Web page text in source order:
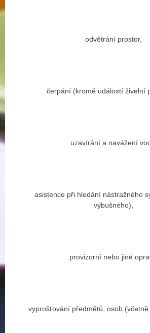
odvětrání prostor,
čerpání (kromě událostí živelní
uzavírání a navážení
asistence při hledání nástražného
výbušného),
provizorní nebo jiné
vyprošťování předmětů, osob (včetně